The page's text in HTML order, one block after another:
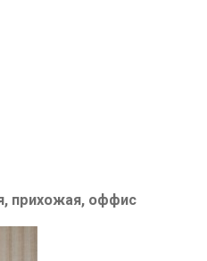
прихожая, оффис